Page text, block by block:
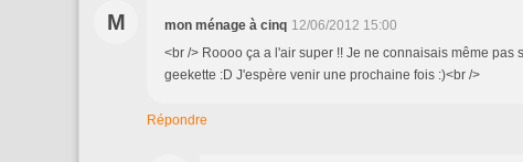
M mon ménage à cinq 12/06/2012 15:00
<br /> Roooo ça a l'air super !! Je ne connaisais même pas
geekette :D J'espère venir une prochaine fois :)<br />
Répondre